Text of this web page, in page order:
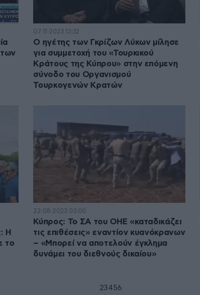
07·11·2023 13:32
Ο ηγέτης των Γκρίζων Λύκων μίλησε
για συμμετοχή του «Τουρκικού
Κράτους της Κύπρου» στην επόμενη
σύνοδο του Οργανισμού
Τουρκογενών Κρατών
Η
το
22·08·2023 03:00
Κύπρος: Το ΣΑ του ΟΗΕ «καταδικάζει
τις επιθέσεις» εναντίον κυανόκρανων
– «Μπορεί να αποτελούν έγκλημα
δυνάμει του διεθνούς δικαίου»
23 4 56